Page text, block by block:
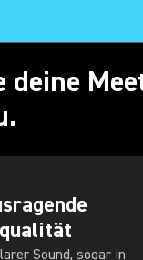
deine
Sound, sogar in